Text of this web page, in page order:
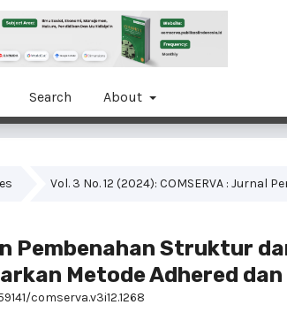
Search About
Vol. 3 No. 12 (2024): COMSERVA :
Pembenahan Struktur
Metode Adhered
comserva.v3i12.1268